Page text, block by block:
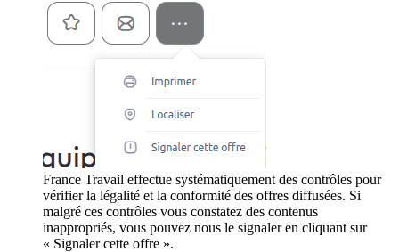
France Travail effectue systématiquement des contrôles pour
vérifier la légalité et la conformité des offres diffusées. Si
malgré ces contrôles vous constatez des contenus
inappropriés, vous pouvez nous le signaler en cliquant sur
« Signaler cette offre ».